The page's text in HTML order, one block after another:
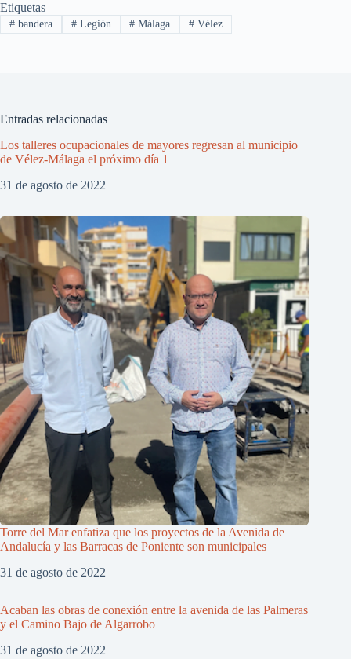
Etiquetas
#bandera #Legión # Málaga # Vélez
Entradas relacionadas
Los talleres ocupacionales de mayores regresan al municipio
de Vélez-Málaga el próximo día 1
31 de agosto de 2022
Torre del Mar enfatiza que los proyectos de la Avenida de
Andalucía y las Barracas de Poniente son municipales
31 de agosto de 2022
Acaban las obras de conexión entre la avenida de las Palmeras
y el Camino Bajo de Algarrobo
31 de agosto de 2022